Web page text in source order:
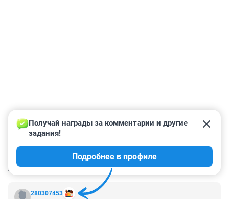
КОММЕНТАРИИ 20
280307453
Получай награды за комментарии и другие
задания!
Подробнее в профиле